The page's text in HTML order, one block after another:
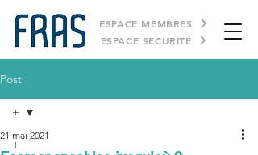
ESPACE SECURITÉ
ESPACE MEMBRES
Post
+
+
21 mai 2021